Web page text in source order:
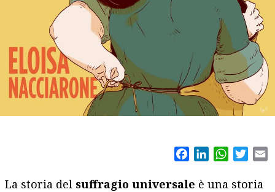
FacebookLinkedIn
La storia del suffragio universale è una storia